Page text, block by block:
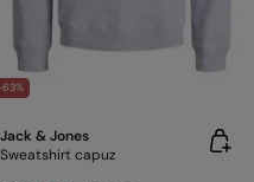
Jack & Jones
Sweatshirt capuz